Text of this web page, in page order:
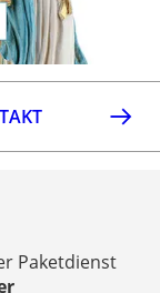
Paketdienst